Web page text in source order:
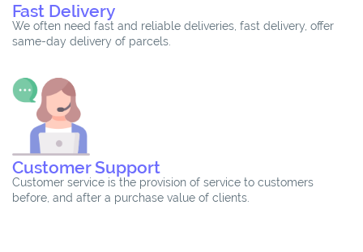
Fast Delivery
We often need fast and reliable deliveries, fast delivery, offer
same-day delivery of parcels.
Customer Support
Customer service is the provision of service to customers
before, and after a purchase value of clients.